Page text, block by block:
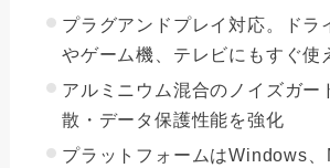
プラグアンドプレイ対応。ドラ
やゲーム機、テレビにもすぐ使
アルミニウム混合のノイズガー
散・データ保護性能を強化
プラットフォームはWindows、